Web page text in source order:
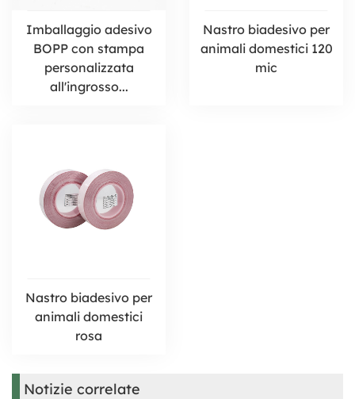
Imballaggio adesivo
BOPP con stampa
personalizzata
all'ingrosso...
Nastro biadesivo per
animali domestici 120
mic
Nastro biadesivo per
animali domestici
rosa
Notizie correlate